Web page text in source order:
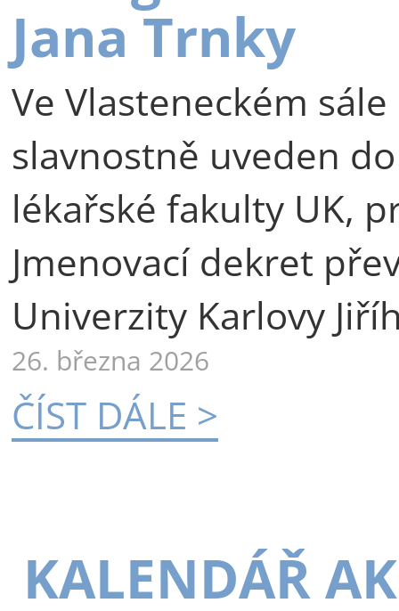
Jana Trnky
Ve Vlasteneckém
slavnostně uveden
lékařské fakulty UK,
Jmenovací dekret
Univerzity Karlovy
26. března 2026
ČÍST DÁLE >
KALENDÁŘ